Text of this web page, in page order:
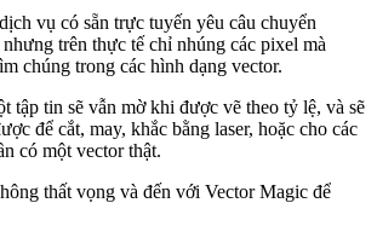
vụ có sẵn trực tuyến yêu câu chuyển
trên thực tế chỉ nhúng các pixel mà
chúng trong các hình dạng vector.
tập tin sẽ vẫn mờ khi được vẽ theo tỷ lệ, và sẽ
để cắt, may, khắc bằng laser, hoặc cho các
có một vector thật.
thất vọng và đến với Vector Magic để